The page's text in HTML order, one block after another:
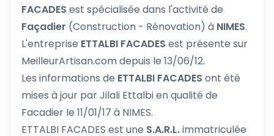
FACADES est spécialisée dans l'activité de
Façadier (Construction - Rénovation) à NIMES.
L'entreprise ETTALBI FACADES est présente sur
MeilleurArtisan.com depuis le 13/06/12.
Les informations de ETTALBI FACADES ont été
mises à jour par Jilali Ettalbi en qualité de
Facadier le 11/01/17 à NIMES.
ETTALBI FACADES est une S.A.R.L.immatriculée